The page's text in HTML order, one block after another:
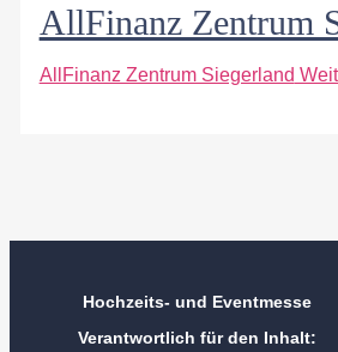
AllFinanz Zentrum
AllFinanz Zentrum Siegerland
Hochzeits- und Eventmesse
Verantwortlich für den Inhalt: